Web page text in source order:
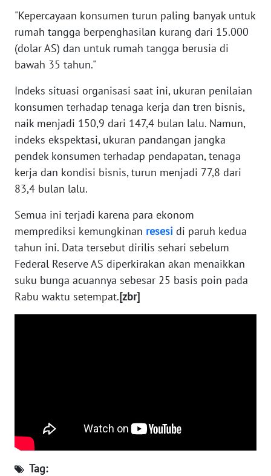
"Kepercayaan konsumen turun paling banyak untuk
rumah tangga berpenghasilan kurang dari 15.000
(dolar AS) dan untuk rumah tangga berusia di
bawah 35 tahun."
Indeks situasi organisasi saat ini, ukuran penilaian
konsumen terhadap tenaga kerja dan tren bisnis,
naik menjadi 150,9 dari 147,4 bulan lalu. Namun,
indeks ekspektasi, ukuran pandangan jangka
pendek konsumen terhadap pendapatan, tenaga
kerja dan kondisi bisnis, turun menjadi 77,8 dari
83,4 bulan lalu.
Semua ini terjadi karena para ekonom
memprediksi kemungkinan resesi di paruh kedua
tahun ini. Data tersebut dirilis sehari sebelum
Federal Reserve AS diperkirakan akan menaikkan
suku bunga acuannya sebesar 25 basis poin pada
Rabu waktu setempat.[zbr]
Tag:
MEDIA
SIBER
REDAKSI
KARIR
DISCLAIMER
Wahana
News
Regional
WN
SUMUT
WN
JABAR
WN
KEPRI